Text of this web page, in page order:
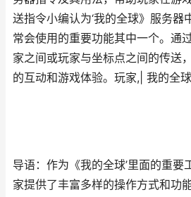
送指令小编认为‘我的全球》服务器
常会使用的重要功能其中一个。通
家之间或玩家与坐标点之间的传送
的互动和游戏体验。玩家,| 我的全
导语：作为《我的全球’里面的重要
家提供了丰富多样的操作方式和功